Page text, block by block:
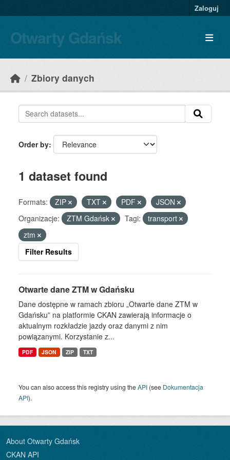
Zaloguj
Otwarty Gdańsk
Zbiory danych
Order by
1 dataset found
Formats: ZIP TXT PDF
JSON
Organizacje:
ZTM Gdańsk Tagi:
transport
ztm
Filter Results
Otwarte dane ZTM w Gdańsku
Dane dostępne w ramach zbioru „Otwarte dane ZTM w
Gdańsku” na platformie CKAN zawierają informacje o
aktualnym rozkładzie jazdy oraz danymi z nim
powiązanymi. Korzystanie z...
PDF JSON ZIP TXT
You can also access this registry using theAPI (see Dokumentacja
API).
About Otwarty Gdańsk
CKAN API